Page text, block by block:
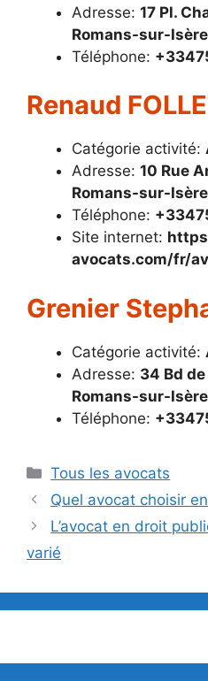
Adresse: 17 Pl.
Romans-sur-Isère
Téléphone:
Renaud
Catégorie activité:
Adresse: 10 Rue
Romans-sur-Isère
Téléphone:
Site internet:
avocats.com/fr/
Grenier
Catégorie activité:
Adresse: 34 Bd
Romans-sur-Isère
Téléphone:
Catégories
Tous les avocats
Quel avocat choisir
L’avocat en droit
varié